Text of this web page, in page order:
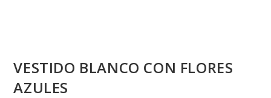
VESTIDO BLANCO CON FLORES
AZULES